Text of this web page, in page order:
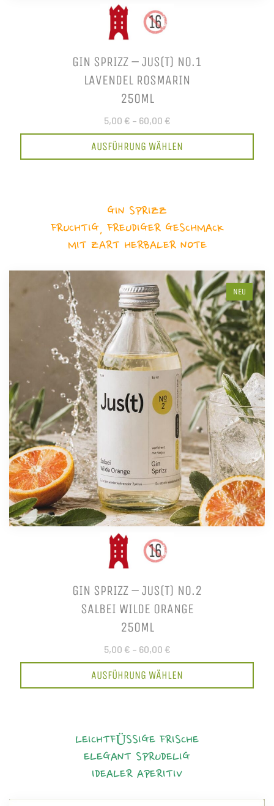
GIN SPRIZZ – JUS(T) NO.1
LAVENDEL ROSMARIN
250ML
5,00 € – 60,00 €
AUSFÜHRUNG WÄHLEN
GIN SPRIZZ
FRUCHTIG, FREUDIGER GESCHMACK
MIT ZART HERBALER NOTE
NEU
GIN SPRIZZ – JUS(T) NO.2
SALBEI WILDE ORANGE
250ML
5,00 € – 60,00 €
AUSFÜHRUNG WÄHLEN
LEICHTFÜSSIGE FRISCHE
ELEGANT SPRUDELIG
IDEALER APERITIV